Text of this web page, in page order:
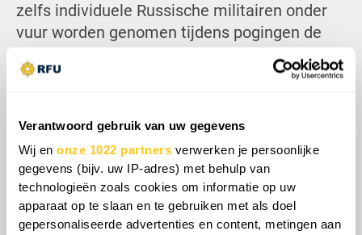
Verantwoord gebruik van uw gegevens
Wij enonze 1022 partners verwerken je persoonlijke
gegevens (bijv. uw IP-adres) met behulp van
technologieën zoals cookies om informatie op uw
apparaat op te slaan en te gebruiken met als doel
gepersonaliseerde advertenties en content, metingen aan
zelfs individuele Russische militairen onder
vuur worden genomen tijdens pogingen de
rivier over te steken, terwijl de voertuigen die
worden ingezet voor het transport naar de
worden opgejaagd door Oekraïense drone-
operators.